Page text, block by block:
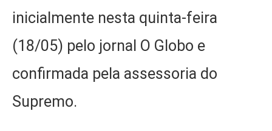
inicialmente nesta quinta-feira
(18/05) pelo jornal O Globo e
confirmada pela assessoria do
Supremo.